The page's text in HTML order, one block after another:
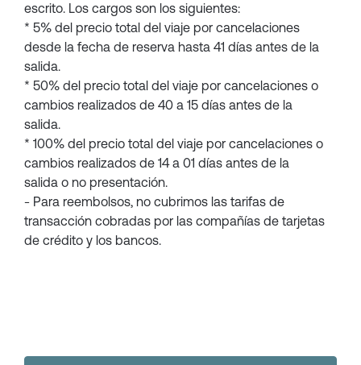
escrito. Los cargos son los siguientes:
* 5% del precio total del viaje por cancelaciones
desde la fecha de reserva hasta 41 días antes de la
salida.
* 50% del precio total del viaje por cancelaciones o
cambios realizados de 40 a 15 días antes de la
salida.
* 100% del precio total del viaje por cancelaciones o
cambios realizados de 14 a 01 días antes de la
salida o no presentación.
- Para reembolsos, no cubrimos las tarifas de
transacción cobradas por las compañías de tarjetas
de crédito y los bancos.